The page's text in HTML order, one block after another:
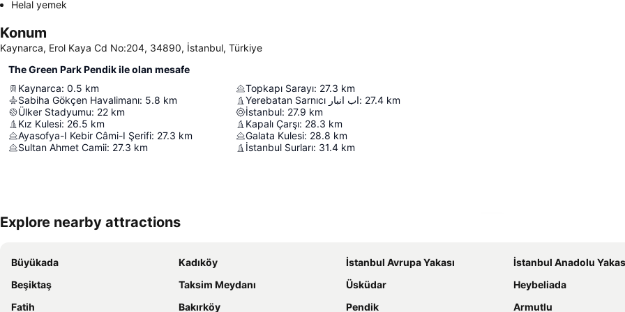
Helal yemek
Konum
Kaynarca, Erol Kaya Cd No:204, 34890, İstanbul, Türkiye
The Green Park Pendik ile olan mesafe
Kaynarca: 0.5 km
Sabiha Gökçen Havalimanı: 5.8 km
Ülker Stadyumu: 22 km
Kız Kulesi: 26.5 km
Ayasofya-I Kebir Câmi-I Şerifi: 27.3 km
Sultan Ahmet Camii: 27.3 km
Topkapı Sarayı: 27.3 km
Yerebatan Sarnıcı اب انبار: 27.4 km
İstanbul: 27.9 km
Kapalı Çarşı: 28.3 km
Galata Kulesi: 28.8 km
İstanbul Surları: 31.4 km
Explore nearby attractions
Büyükada Kadıköy İstanbul Avrupa Yakası
İstanbul Anadolu
Beşiktaş
Taksim Meydanı Üsküdar
Heybeliada
Fatih
Bakırköy Pendik Armutlu